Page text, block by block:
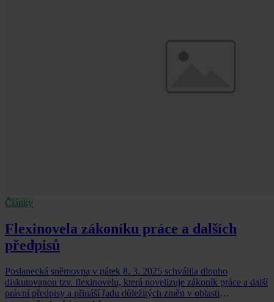
Články
Flexinovela zákoníku práce a dalších
předpisů
Poslanecká sněmovna v pátek 8. 3. 2025 schválila dlouho
diskutovanou tzv. flexinovelu, která novelizuje zákoník práce a další
právní předpisy a přináší řadu důležitých změn v oblasti